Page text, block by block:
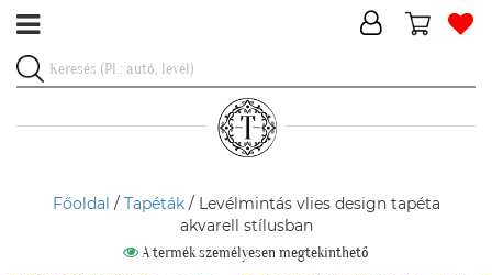
Főoldal / Tapéták/ Levélmintás vlies design tapéta
akvarell stílusban
A termék személyesen megtekinthető